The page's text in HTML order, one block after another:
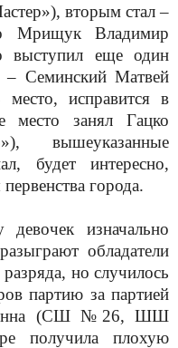
вторым стал –
Мрищук Владимир
еще один
– Семинский Матвей
исправится в
место занял Гацко
вышеуказанные
будет интересно,
города.
изначально
обладатели
но случилось
партию за партией
Анна (СШ №26, ШШ
получила плохую